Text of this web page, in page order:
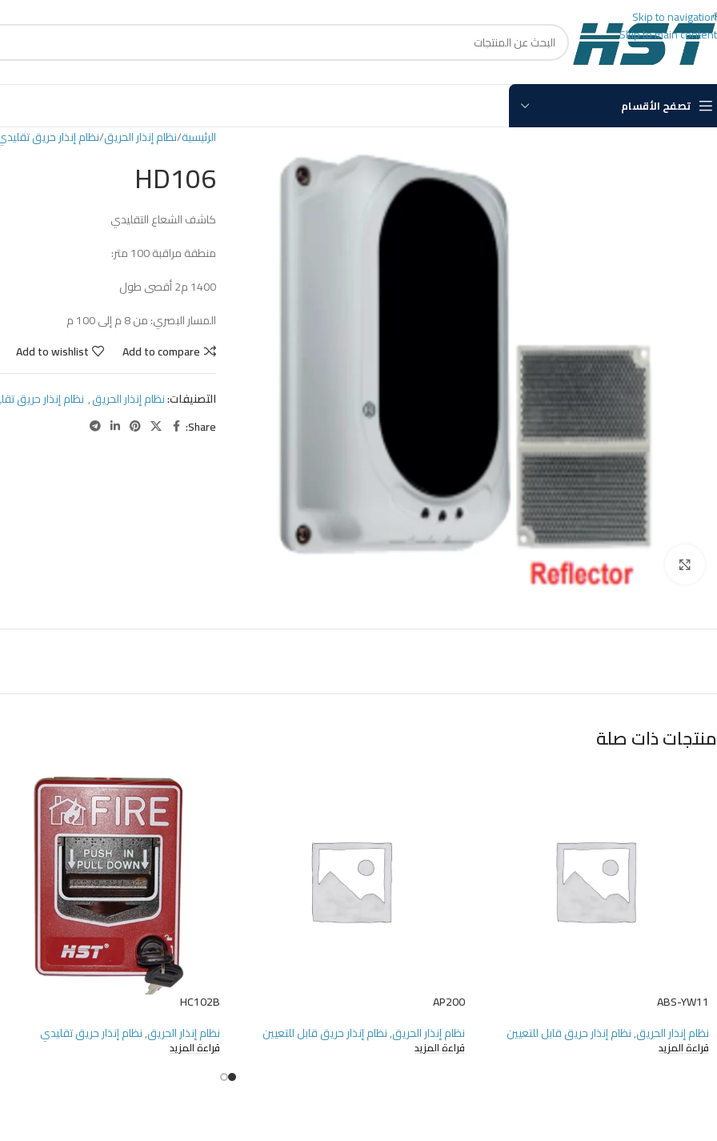
Skip to navigation
Skip to main content
تصفح الأقسام
Click to enlarge
الرئيسية نظام إنذار الحريق نظام إنذار حريق
HD106
كاشف الشعاع التقليدي
منطقة مراقبة 100 متر:
1400 م2 أقصى طول
المسار البصري: من 8 م إلى 100 م
Add to compare
Add to wishlist
التصنيفات:نظام إنذار الحريق, نظام إنذار حريق
Share:
منتجات ذات صلة
ABS-YW11
نظام إنذار الحريق,نظام إنذار حريق قابل للتعيين
قراءة المزيد
AP200
نظام إنذار الحريق,نظام إنذار حريق قابل للتعيين
قراءة المزيد
HC102B
نظام إنذار الحريق,نظام إنذار حريق تقليدي
قراءة المزيد